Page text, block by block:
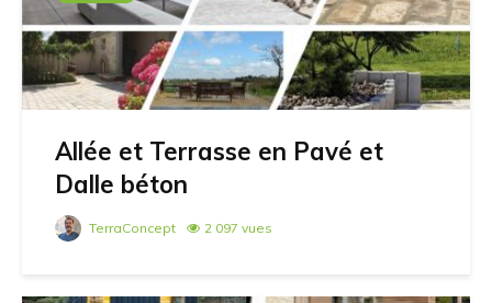
Allée et Terrasse en Pavé et
Dalle béton
TerraConcept 2 097 vues